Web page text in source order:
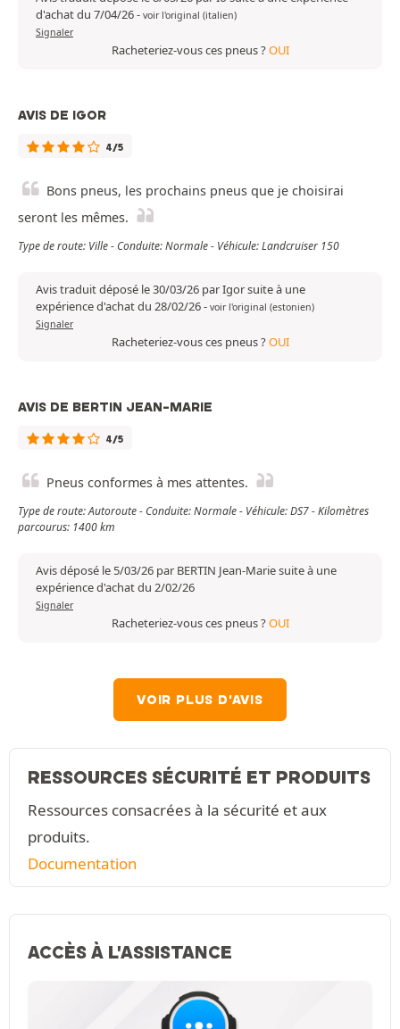
d'achat du 7/04/26- voir l'original (italien)
Signaler
Racheteriez-vous ces pneus ?OUI
AVIS DE IGOR
4/5
Bons pneus, les prochains pneus que je choisirai
seront les mêmes.
Type de route: Ville - Conduite: Normale - Véhicule: Landcruiser 150
Avis traduit déposé le 30/03/26 par Igor suite à une
expérience d'achat du 28/02/26- voir l'original (estonien)
Signaler
Racheteriez-vous ces pneus ?OUI
AVIS DE BERTIN JEAN-MARIE
4/5
Pneus conformes à mes attentes.
Type de route: Autoroute - Conduite: Normale - Véhicule: DS7 - Kilomètres
parcourus: 1400 km
Avis déposé le 5/03/26 par BERTIN Jean-Marie suite à une
expérience d'achat du 2/02/26
Signaler
Racheteriez-vous ces pneus ?OUI
VOIR PLUS D'AVIS
RESSOURCES SÉCURITÉ ET PRODUITS
Ressources consacrées à la sécurité et aux
produits.
Documentation
ACCÈS À L'ASSISTANCE